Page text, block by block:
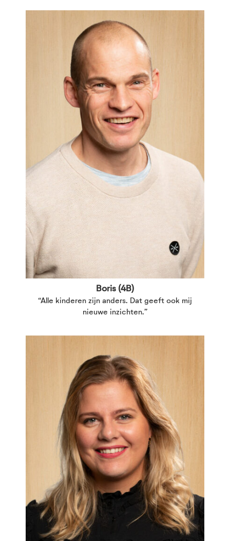
Boris (4B)
“Alle kinderen zijn anders. Dat geeft ook mij
nieuwe inzichten.”